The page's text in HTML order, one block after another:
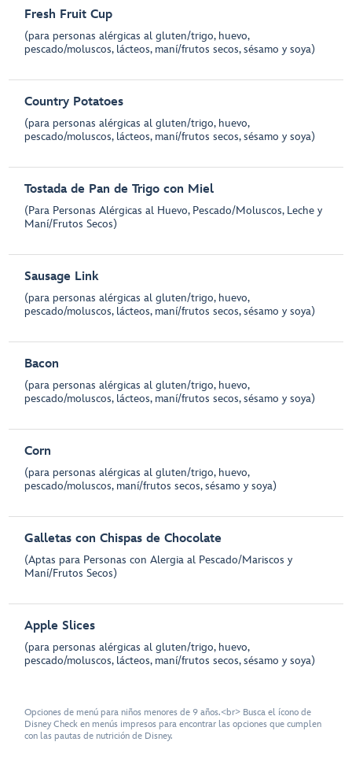
Fresh Fruit Cup
(para personas alérgicas al gluten/trigo, huevo,
pescado/moluscos, lácteos, maní/frutos secos, sésamo y soya)
Country Potatoes
(para personas alérgicas al gluten/trigo, huevo,
pescado/moluscos, lácteos, maní/frutos secos, sésamo y soya)
Tostada de Pan de Trigo con Miel
(Para Personas Alérgicas al Huevo, Pescado/Moluscos, Leche y
Maní/Frutos Secos)
Sausage Link
(para personas alérgicas al gluten/trigo, huevo,
pescado/moluscos, lácteos, maní/frutos secos, sésamo y soya)
Bacon
(para personas alérgicas al gluten/trigo, huevo,
pescado/moluscos, lácteos, maní/frutos secos, sésamo y soya)
Corn
(para personas alérgicas al gluten/trigo, huevo,
pescado/moluscos, maní/frutos secos, sésamo y soya)
Galletas con Chispas de Chocolate
(Aptas para Personas con Alergia al Pescado/Mariscos y
Maní/Frutos Secos)
Apple Slices
(para personas alérgicas al gluten/trigo, huevo,
pescado/moluscos, lácteos, maní/frutos secos, sésamo y soya)
Opciones de menú para niños menores de 9 años.<br> Busca el ícono de
Disney Check en menús impresos para encontrar las opciones que cumplen
con las pautas de nutrición de Disney.